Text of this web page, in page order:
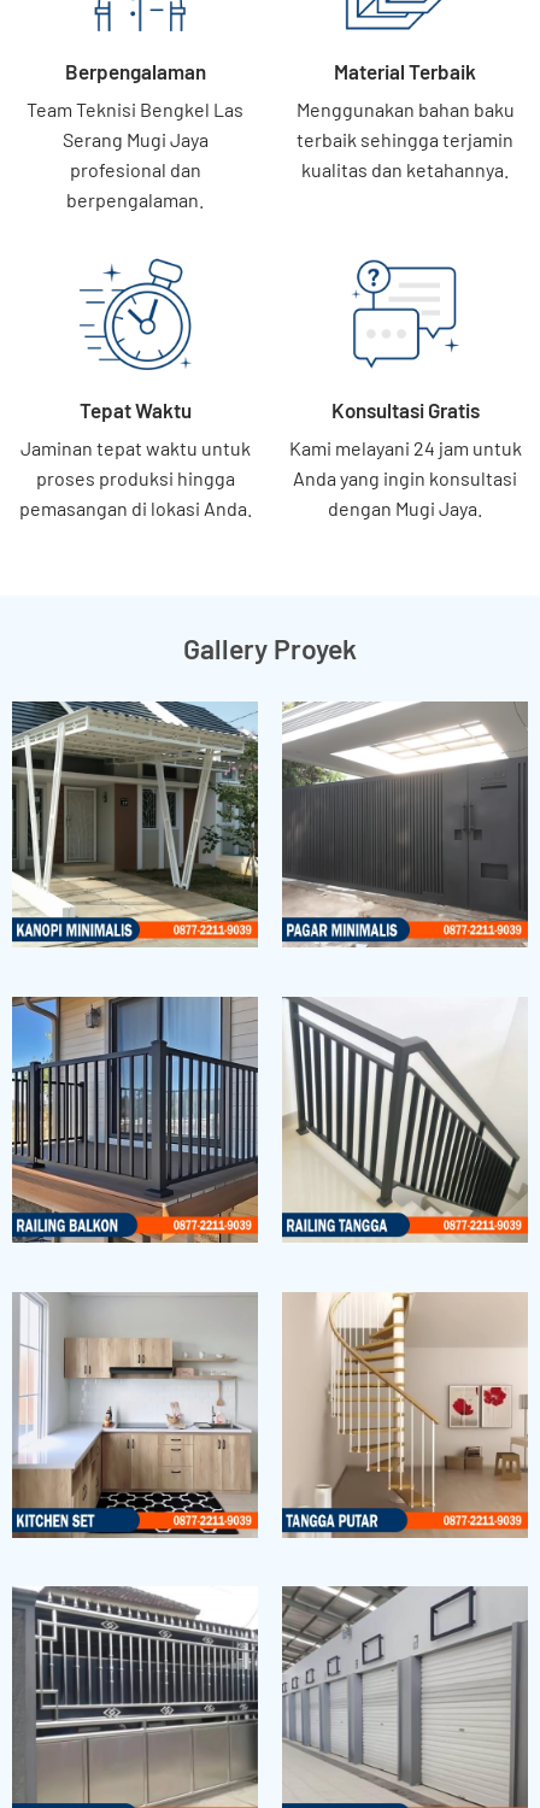
Berpengalaman
Team Teknisi Bengkel Las
Serang Mugi Jaya
profesional dan
berpengalaman.
Material Terbaik
Menggunakan bahan baku
terbaik sehingga terjamin
kualitas dan ketahannya.
Tepat Waktu
Jaminan tepat waktu untuk
proses produksi hingga
pemasangan di lokasi Anda.
Konsultasi Gratis
Kami melayani 24 jam untuk
Anda yang ingin konsultasi
dengan Mugi Jaya.
Gallery Proyek